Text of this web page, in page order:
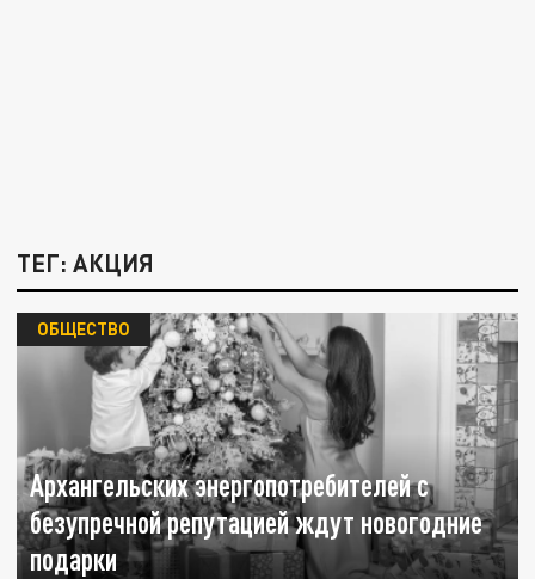
ТЕГ: АКЦИЯ
Архангельских энергопотребителей с
безупречной репутацией ждут новогодние
подарки
ОБЩЕСТВО